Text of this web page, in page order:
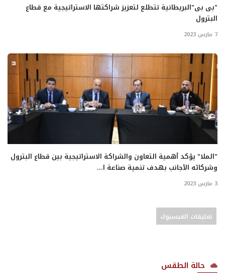
"بى بى"البريطانية تتطلع لتعزيز شراكتها الاستراتيجية مع قطاع
البترول
7 مارس 2023
"الملا" يؤكد أهمية التعاون والشراكة الاستراتيجية بين قطاع البترول
وشركائه الأجانب بهدف تنمية صناعة ا...
3 مارس 2023
تعليقات الفيسبوك
حالة الطقس